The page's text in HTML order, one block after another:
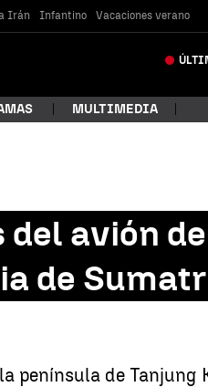
Irán Infantino Vacaciones verano
MULTIMEDIA
avión
de
península de Tanjung